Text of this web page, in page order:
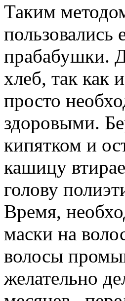
Таким
прабабушки.
хлеб, так как
просто
здоровыми.
кипятком и
кашицу
голову
Время,
маски на
волосы
желательно